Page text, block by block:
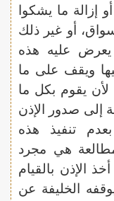
إزالة ما يشكوا
أو غير ذلك
عليه هذه
ويقف على ما
لأن يقوم بكل ما
إلى صدور الإذن
تنفيذ هذه
هي مجرد
الإذن بالقيام
الخليفة عن